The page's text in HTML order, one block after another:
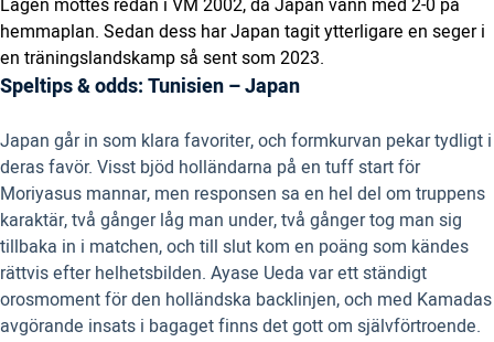
Lagen möttes redan i VM 2002, då Japan vann med 2-0 på
hemmaplan. Sedan dess har Japan tagit ytterligare en seger i
en träningslandskamp så sent som 2023.
Speltips & odds: Tunisien – Japan
Japan går in som klara favoriter, och formkurvan pekar tydligt i
deras favör. Visst bjöd holländarna på en tuff start för
Moriyasus mannar, men responsen sa en hel del om truppens
karaktär, två gånger låg man under, två gånger tog man sig
tillbaka in i matchen, och till slut kom en poäng som kändes
rättvis efter helhetsbilden. Ayase Ueda var ett ständigt
orosmoment för den holländska backlinjen, och med Kamadas
avgörande insats i bagaget finns det gott om självförtroende.